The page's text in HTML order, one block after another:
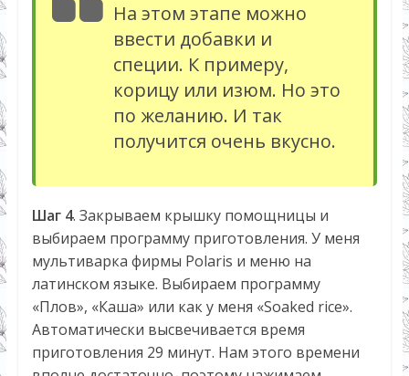
На этом этапе можно
ввести добавки и
специи. К примеру,
корицу или изюм. Но это
по желанию. И так
получится очень вкусно.
Шаг 4. Закрываем крышку помощницы и
выбираем программу приготовления. У меня
мультиварка фирмы Polaris и меню на
латинском языке. Выбираем программу
«Плов», «Каша» или как у меня «Soaked rice».
Автоматически высвечивается время
приготовления 29 минут. Нам этого времени